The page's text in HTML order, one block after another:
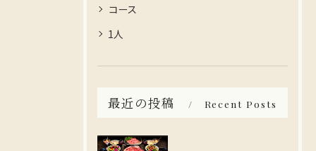
コース
1人
最近の投稿 Recent Posts